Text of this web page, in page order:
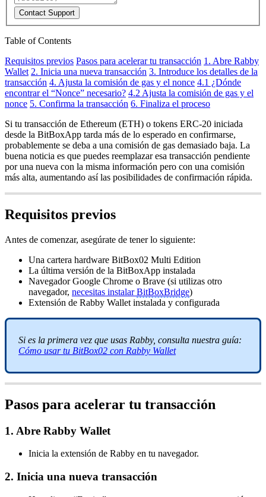
Contact Support
Table of Contents
Requisitos previos Pasos para acelerar tu transacción 1. Abre Rabby
Wallet 2. Inicia una nueva transacción 3. Introduce los detalles de la
transacción 4. Ajusta la comisión de gas y el nonce 4.1 ¿Dónde
encontrar el “Nonce” necesario? 4.2 Ajusta la comisión de gas y el
nonce 5. Confirma la transacción 6. Finaliza el proceso
Si tu transacción de Ethereum (ETH) o tokens ERC-20 iniciada
desde la BitBoxApp tarda más de lo esperado en confirmarse,
probablemente se deba a una comisión de gas demasiado baja. La
buena noticia es que puedes reemplazar esa transacción pendiente
por una nueva con la misma información pero con una comisión
más alta, aumentando así las posibilidades de confirmación rápida.
Requisitos previos
Antes de comenzar, asegúrate de tener lo siguiente:
Una cartera hardware BitBox02 Multi Edition
La última versión de la BitBoxApp instalada
Navegador Google Chrome o Brave (si utilizas otro
navegador, necesitas instalarBitBoxBridge)
Extensión de Rabby Wallet instalada y configurada
Si es la primera vez que usas Rabby, consulta nuestra guía:
Cómo usar tu BitBox02 con Rabby Wallet
Pasos para acelerar tu transacción
1. Abre Rabby Wallet
Inicia la extensión de Rabby en tu navegador.
2. Inicia una nueva transacción